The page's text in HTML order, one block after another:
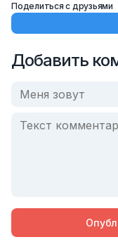
Поделиться с друзьями
Добавить